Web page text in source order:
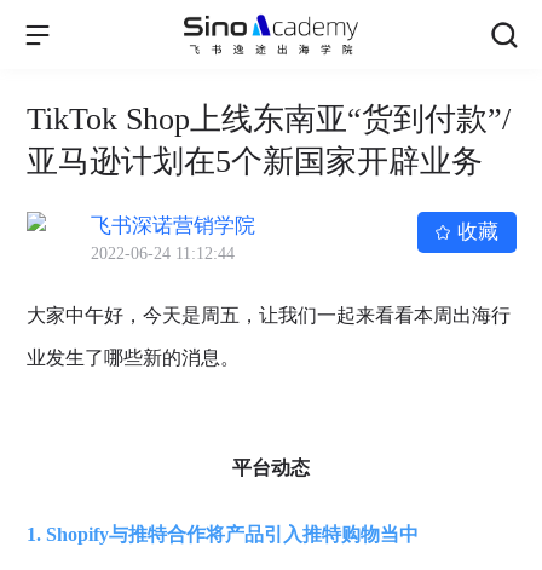
TikTok Shop上线东南亚“货到付款”/
亚马逊计划在5个新国家开辟业务
飞书深诺营销学院
2022-06-24 11:12:44
收藏
大家中午好，今天是周五，让我们一起来看看本周出海行
业发生了哪些新的消息。
平台动态
1. Shopify与推特合作将产品引入推特购物当中